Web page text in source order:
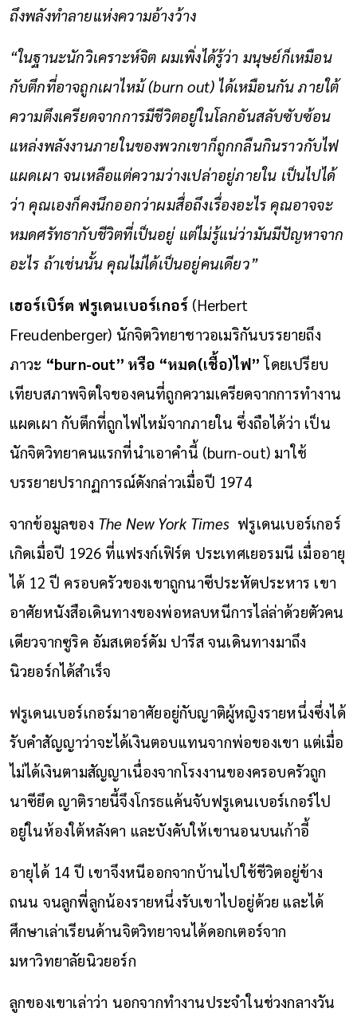
ถึงพลังทำลายแห่งความอ้างว้าง
“ในฐานะนักวิเคราะห์จิต ผมเพิ่งได้รู้ว่า มนุษย์ก็เหมือน
กับตึกที่อาจถูกเผาไหม้ (burn out) ได้เหมือนกัน ภายใต้
ความตึงเครียดจากการมีชีวิตอยู่ในโลกอันสลับซับซ้อน
แหล่งพลังงานภายในของพวกเขาก็ถูกกลืนกินราวกับไฟ
แผดเผา จนเหลือแต่ความว่างเปล่าอยู่ภายใน เป็นไปได้
ว่า คุณเองก็คงนึกออกว่าผมสื่อถึงเรื่องอะไร คุณอาจจะ
หมดศรัทธากับชีวิตที่เป็นอยู่ แต่ไม่รู้แน่ว่ามันมีปัญหาจาก
อะไร ถ้าเช่นนั้น คุณไม่ได้เป็นอยู่คนเดียว”
เฮอร์เบิร์ต ฟรูเดนเบอร์เกอร์ ​ (Herbert
Freudenberger) นักจิตวิทยาชาวอเมริกันบรรยายถึง
ภาวะ “burn-out” หรือ “หมด(เชื้อ)ไฟ” โดยเปรียบ
เทียบสภาพจิตใจของคนที่ถูกความเครียดจากการทำงาน
แผดเผา กับตึกที่ถูกไฟไหม้จากภายใน ซึ่งถือได้ว่า เป็น
นักจิตวิทยาคนแรกที่นำเอาคำนี้ (burn-out) มาใช้
บรรยายปรากฏการณ์ดังกล่าวเมื่อปี 1974
จากข้อมูลของ The New York Times ฟรูเดนเบอร์เกอร์
เกิดเมื่อปี 1926 ที่แฟรงก์เฟิร์ต ประเทศเยอรมนี เมื่ออายุ
ได้ 12 ปี ครอบครัวของเขาถูกนาซีประหัตประหาร เขา
อาศัยหนังสือเดินทางของพ่อหลบหนีการไล่ล่าด้วยตัวคน
เดียวจากซูริค อัมสเตอร์ดัม ปารีส จนเดินทางมาถึง
นิวยอร์กได้สำเร็จ
ฟรูเดนเบอร์เกอร์มาอาศัยอยู่กับญาติผู้หญิงรายหนึ่งซึ่งได้
รับคำสัญญาว่าจะได้เงินตอบแทนจากพ่อของเขา แต่เมื่อ
ไม่ได้เงินตามสัญญาเนื่องจากโรงงานของครอบครัวถูก
นาซียึด ญาติรายนี้จึงโกรธแค้นจับฟรูเดนเบอร์เกอร์ไป
อยู่ในห้องใต้หลังคา และบังคับให้เขานอนบนเก้าอี้
อายุได้ 14 ปี เขาจึงหนีออกจากบ้านไปใช้ชีวิตอยู่ข้าง
ถนน จนลูกพี่ลูกน้องรายหนึ่งรับเขาไปอยู่ด้วย และได้
ศึกษาเล่าเรียนด้านจิตวิทยาจนได้ดอกเตอร์จาก
มหาวิทยาลัยนิวยอร์ก
ลูกของเขาเล่าว่า นอกจากทำงานประจำในช่วงกลางวัน